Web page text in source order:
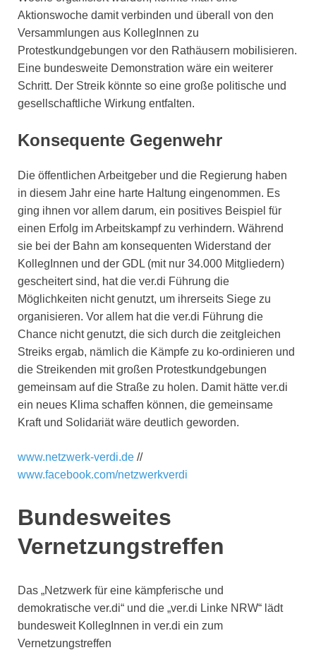
Aktionswoche damit verbinden und überall von den
Versammlungen aus KollegInnen zu
Protestkundgebungen vor den Rathäusern mobilisieren.
Eine bundesweite Demonstration wäre ein weiterer
Schritt. Der Streik könnte so eine große politische und
gesellschaftliche Wirkung entfalten.
Konsequente Gegenwehr
Die öffentlichen Arbeitgeber und die Regierung haben
in diesem Jahr eine harte Haltung eingenommen. Es
ging ihnen vor allem darum, ein positives Beispiel für
einen Erfolg im Arbeitskampf zu verhindern. Während
sie bei der Bahn am konsequenten Widerstand der
KollegInnen und der GDL (mit nur 34.000 Mitgliedern)
gescheitert sind, hat die ver.di Führung die
Möglichkeiten nicht genutzt, um ihrerseits Siege zu
organisieren. Vor allem hat die ver.di Führung die
Chance nicht genutzt, die sich durch die zeitgleichen
Streiks ergab, nämlich die Kämpfe zu ko-ordinieren und
die Streikenden mit großen Protestkundgebungen
gemeinsam auf die Straße zu holen. Damit hätte ver.di
ein neues Klima schaffen können, die gemeinsame
Kraft und Solidariät wäre deutlich geworden.
www.netzwerk-verdi.de //
www.facebook.com/netzwerkverdi
Bundesweites
Vernetzungstreffen
Das „Netzwerk für eine kämpferische und
demokratische ver.di“ und die „ver.di Linke NRW“ lädt
bundesweit KollegInnen in ver.di ein zum
Vernetzungstreffen